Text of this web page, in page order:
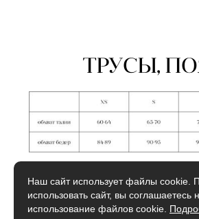
ТРУСЫ,
Наш сайт использует файлы cookie.
использовать сайт, вы соглашаетесь
использование файлов cookie.